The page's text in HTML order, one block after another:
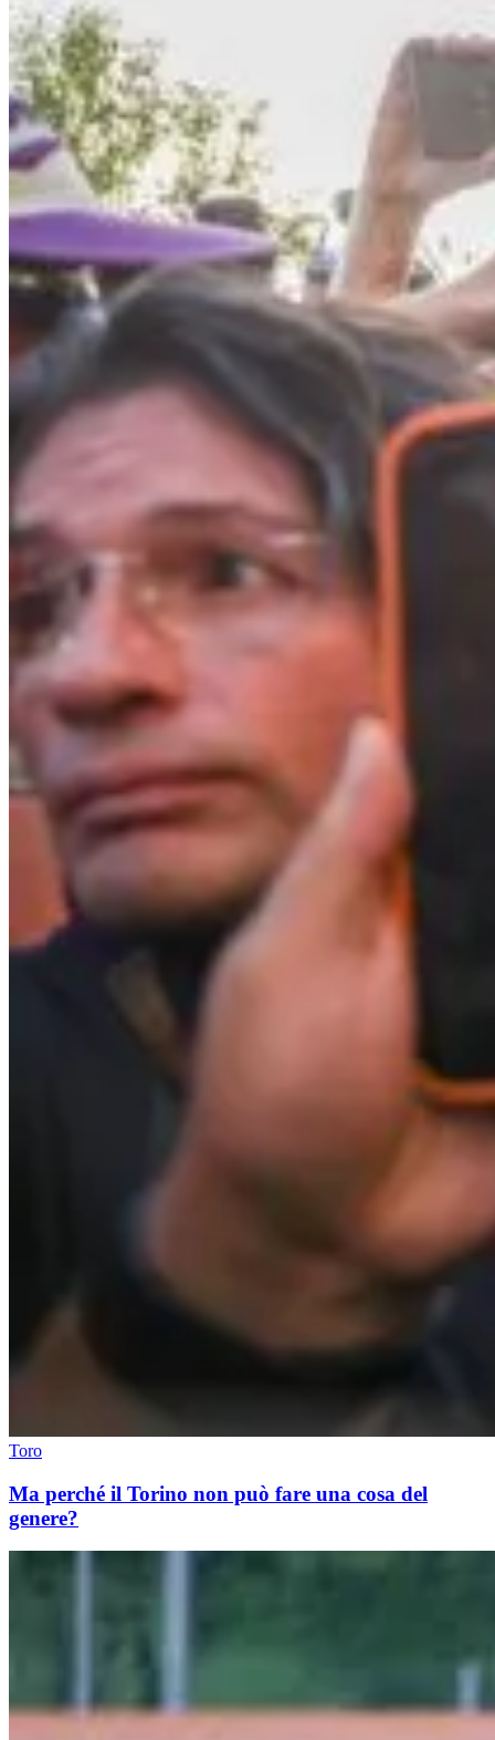
Toro
Ma perché il Torino non può fare una cosa del
genere?